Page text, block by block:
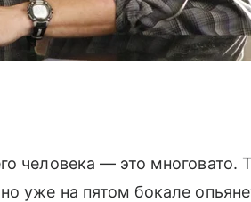
человека — это многовато.
уже на пятом бокале